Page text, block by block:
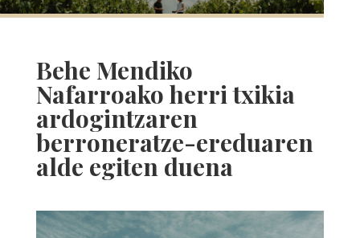
Behe Mendiko
Nafarroako herri txikia
ardogintzaren
berroneratze-ereduaren
alde egiten duena